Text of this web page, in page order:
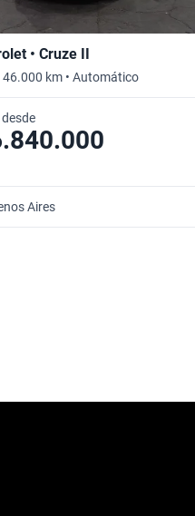
• Cruze II
46.000 km • Automático
Aires